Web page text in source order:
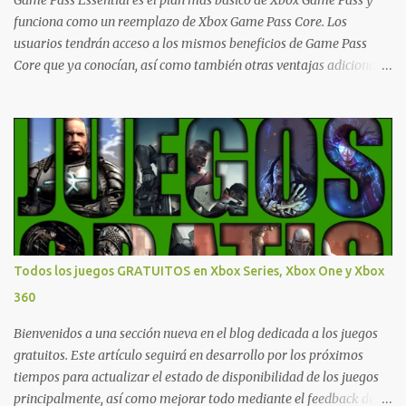
Xbox One también aplican a Xbox Series, a excepción de los jue...
funciona como un reemplazo de Xbox Game Pass Core. Los
usuarios tendrán acceso a los mismos beneficios de Game Pass
Core que ya conocían, así como también otras ventajas adicionales
que están en Xbox y PC, que van desde skins, desbloqueo de
personajes, paquetes de armas hasta emotes, monedas virtuales y
más para diferentes títulos. Todas estas ventajas se pueden
reclamar desde la sección de Game Pass o en tu aplicación de Xbox
yendo directamente a la pestaña de Game Pass. Essential también
ahora sumará el acceso a la Nube de Xbox, el cual nos permitite
jugar una pequeña porción de los juegos de la suscripción
mediante xCloud y más de 600 juegos compatibles si es que los
compramos previamente (con más títulos en camino a ser
compatibles con la función Transmite tu Propios Juegos). Pueden
leer más...
Todos los juegos GRATUITOS en Xbox Series, Xbox One y Xbox
360
Bienvenidos a una sección nueva en el blog dedicada a los juegos
gratuitos. Este artículo seguirá en desarrollo por los próximos
tiempos para actualizar el estado de disponibilidad de los juegos
principalmente, así como mejorar todo mediante el feedback de